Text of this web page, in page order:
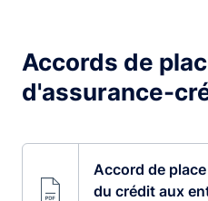
Accords de
d'assurance-
Accord de
du crédit aux